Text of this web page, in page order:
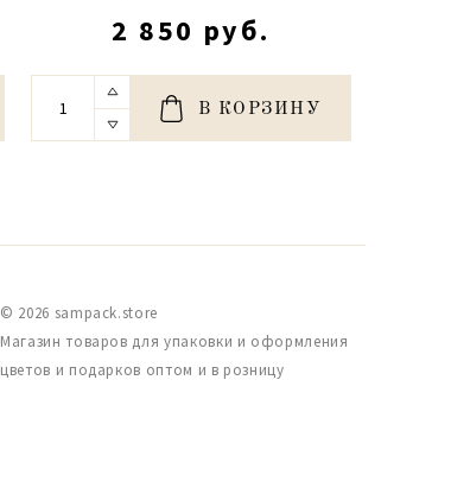
2 850 руб.
В КОРЗИНУ
© 2026 sampack.store
Магазин товаров для упаковки и оформления
цветов и подарков оптом и в розницу